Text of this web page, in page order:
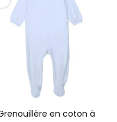
en coton à